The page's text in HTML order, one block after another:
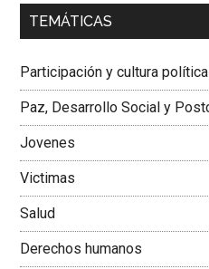
00:00
Dra. Carolina Corcho Mejía,
Colombiana
TEMÁTICAS
Participación y cultura política
Paz, Desarrollo Social y
Jovenes
Victimas
Salud
Derechos humanos